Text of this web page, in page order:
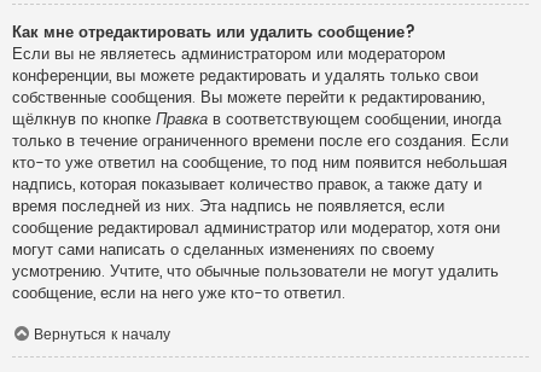
Как мне отредактировать или удалить сообщение?
Если вы не являетесь администратором или модератором
конференции, вы можете редактировать и удалять только свои
собственные сообщения. Вы можете перейти к редактированию,
щёлкнув по кнопке Правка в соответствующем сообщении, иногда
только в течение ограниченного времени после его создания. Если
кто-то уже ответил на сообщение, то под ним появится небольшая
надпись, которая показывает количество правок, а также дату и
время последней из них. Эта надпись не появляется, если
сообщение редактировал администратор или модератор, хотя они
могут сами написать о сделанных изменениях по своему
усмотрению. Учтите, что обычные пользователи не могут удалить
сообщение, если на него уже кто-то ответил.
Вернуться к началу